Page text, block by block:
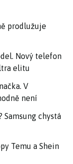
prodlužuje
Nový telefon
elitu
V
není
Samsung chystá
Temu a Shein